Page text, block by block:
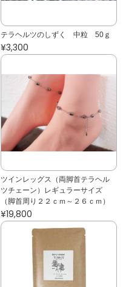
テラヘルツのしずく 中粒 50ｇ
¥3,300
ツインレッグス（両脚首テラヘル
ツチェーン）レギュラーサイズ
（脚首周り２２ｃｍ～２６ｃｍ）
¥19,800